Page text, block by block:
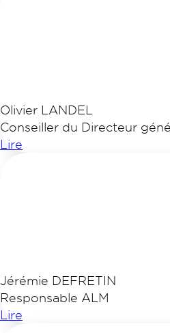
Olivier LANDEL
Conseiller du Directeur
Lire
Jérémie DEFRETIN
Responsable ALM
Lire